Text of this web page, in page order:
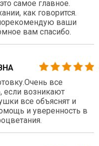
самое главное.
как говорится.
ваши
вам спасибо.
все
если возникают
все объяснят и
и уверенность в